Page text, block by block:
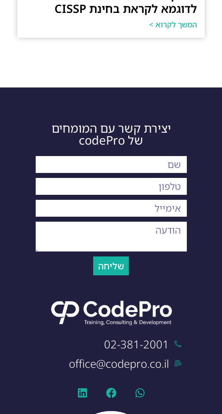
לדוגמא לקראת בחינת CISSP
המשך לקרוא >
יצירת קשר עם המומחים
של codePro
שליחה
02-381-2001
office@codepro.co.il